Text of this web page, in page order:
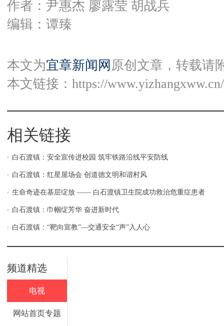
作者：尹惠杰 廖露莹 胡战兵
编辑：谭臻
本文为宜章新闻网 原创文章，转载请
本文链接： https://
相关链接
白石渡镇：安全宣传进校园 筑牢铁路沿线平安防线
白石渡镇：红星屋场会 创道德文明和谐村风
生命奇迹在基层绽放 —— 白石渡镇卫生院成功救治危重症患者
白石渡镇：巾帼绽芳华 奋进新时代
白石渡镇：“靶向宣教”—交通安全“声”入人心
频道精选
电视
网站首页专题